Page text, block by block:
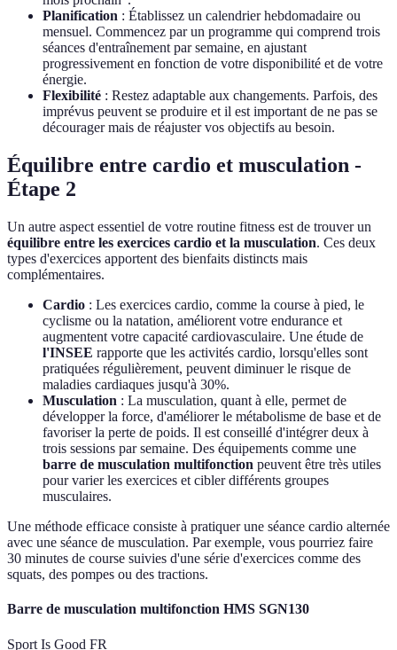
Planification : Établissez un calendrier hebdomadaire ou
mensuel. Commencez par un programme qui comprend trois
séances d'entraînement par semaine, en ajustant
progressivement en fonction de votre disponibilité et de votre
énergie.
Flexibilité : Restez adaptable aux changements. Parfois, des
imprévus peuvent se produire et il est important de ne pas se
décourager mais de réajuster vos objectifs au besoin.
Équilibre entre cardio et musculation -
Étape 2
Un autre aspect essentiel de votre routine fitness est de trouver un
équilibre entre les exercices cardio et la musculation. Ces deux
types d'exercices apportent des bienfaits distincts mais
complémentaires.
Cardio : Les exercices cardio, comme la course à pied, le
cyclisme ou la natation, améliorent votre endurance et
augmentent votre capacité cardiovasculaire. Une étude de
l'INSEE rapporte que les activités cardio, lorsqu'elles sont
pratiquées régulièrement, peuvent diminuer le risque de
maladies cardiaques jusqu'à 30%.
Musculation : La musculation, quant à elle, permet de
développer la force, d'améliorer le métabolisme de base et de
favoriser la perte de poids. Il est conseillé d'intégrer deux à
trois sessions par semaine. Des équipements comme une
barre de musculation multifonction peuvent être très utiles
pour varier les exercices et cibler différents groupes
musculaires.
Une méthode efficace consiste à pratiquer une séance cardio alternée
avec une séance de musculation. Par exemple, vous pourriez faire
30 minutes de course suivies d'une série d'exercices comme des
squats, des pompes ou des tractions.
Barre de musculation multifonction HMS SGN130
Sport Is Good FR